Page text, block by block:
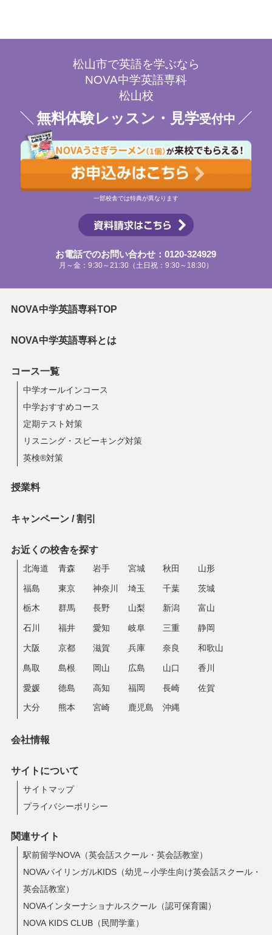
松山市で英語を学ぶなら
NOVA中学英語専科
松山校
無料体験レッスン・見学受付中
一部校舎では特典が異なります
お電話でのお問い合わせ：0120-324929
月～金：9:30～21:30（土日祝：9:30～18:30）
NOVA中学英語専科TOP
NOVA中学英語専科とは
コース一覧
中学オールインコース
中学おすすめコース
定期テスト対策
リスニング・スピーキング対策
英検®対策
授業料
キャンペーン / 割引
お近くの校舎を探す
北海道 青森 岩手 宮城 秋田 山形
福島 東京 神奈川 埼玉 千葉 茨城
栃木 群馬 長野 山梨 新潟 富山
石川 福井 愛知 岐阜 三重 静岡
大阪 京都 滋賀 兵庫 奈良 和歌山
鳥取 島根 岡山 広島 山口 香川
愛媛 徳島 高知 福岡 長崎 佐賀
大分 熊本 宮崎 鹿児島 沖縄
会社情報
サイトについて
サイトマップ
プライバシーポリシー
関連サイト
駅前留学NOVA（英会話スクール・英会話教室）
NOVAバイリンガルKIDS（幼児～小学生向け英会話スクール・
英会話教室）
NOVAインターナショナルスクール（認可保育園）
NOVA KIDS CLUB（民間学童）